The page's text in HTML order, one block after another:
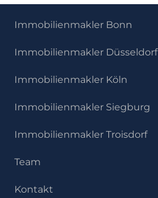
Immobilienmakler Bonn
Immobilienmakler Düsseldorf
Immobilienmakler Köln
Immobilienmakler Siegburg
Immobilienmakler Troisdorf
Team
Kontakt